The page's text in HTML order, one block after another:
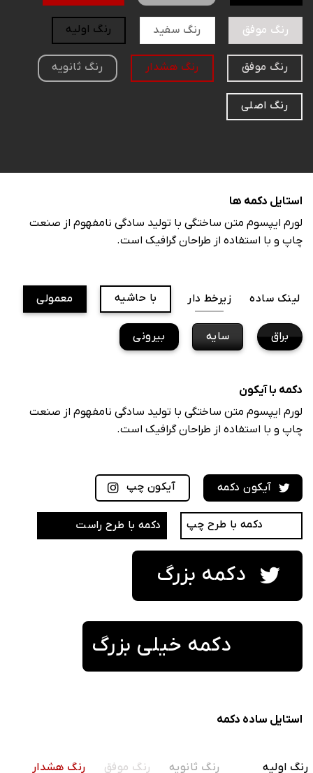
رنگ موفق رنگ سفید رنگ اولیه
رنگ موفق رنگ هشدار رنگ ثانویه
رنگ اصلی
استایل دکمه ها
لورم ایپسوم متن ساختگی با تولید سادگی نامفهوم از صنعت
چاپ و با استفاده از طراحان گرافیک است.
لینک ساده زیرخط دار با حاشیه معمولی
براق سایه بیرونی
دکمه با آیکون
لورم ایپسوم متن ساختگی با تولید سادگی نامفهوم از صنعت
چاپ و با استفاده از طراحان گرافیک است.
آیکون دکمه آیکون چپ
دکمه با طرح چپ دکمه با طرح راست
دکمه بزرگ
دکمه خیلی بزرگ
استایل ساده دکمه
رنگ اولیه رنگ ثانویه رنگ موفق رنگ هشدار